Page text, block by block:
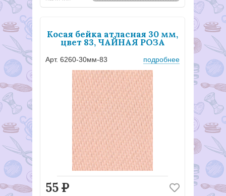
Косая бейка атласная 30 мм,
цвет 83, ЧАЙНАЯ РОЗА
Арт. 6260-30мм-83 подробнее
55Р